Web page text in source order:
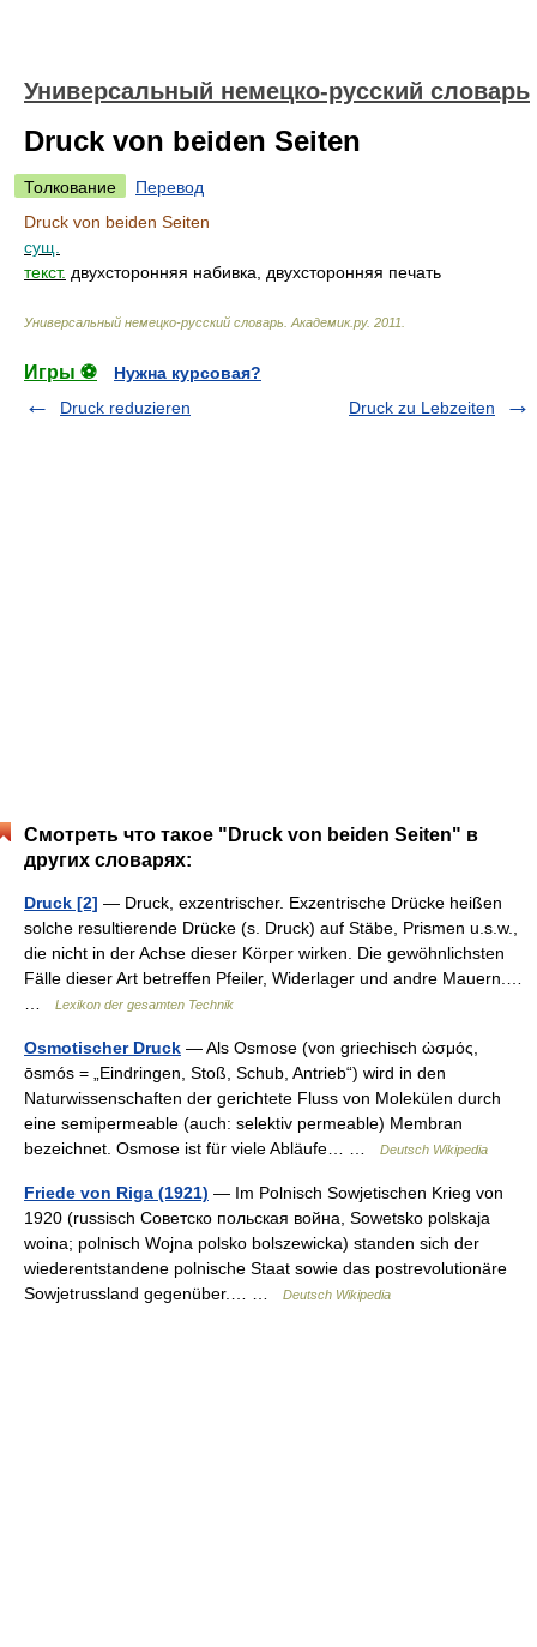
Универсальный немецко-русский словарь
Druck von beiden Seiten
Толкование
Перевод
Druck von beiden Seiten
сущ.
текст. двухсторонняя набивка, двухсторонняя печать
Универсальный немецко-русский словарь Академик.ру. 2011
Игры ⚽
Нужна курсовая?
Druck reduzieren
Druck zu Lebzeiten
Смотреть что такое "Druck von beiden Seiten" в
других словарях:
Druck [2] — Druck, exzentrischer. Exzentrische Drücke heißen
solche resultierende Drücke (s. Druck) auf Stäbe, Prismen u.s.w.,
die nicht in der Achse dieser Körper wirken. Die gewöhnlichsten
Fälle dieser Art betreffen Pfeiler, Widerlager und andre Mauern.…
Lexikon der gesamten Technik
Osmotischer Druck — Als Osmose (von griechisch ὠσμός,
ōsmós = „Eindringen, Stoß, Schub, Antrieb“) wird in den
Naturwissenschaften der gerichtete Fluss von Molekülen durch
eine semipermeable (auch: selektiv permeable) Membran
bezeichnet. Osmose ist für viele Abläufe… …
Deutsch Wikipedia
Friede von Riga (1921) — Im Polnisch Sowjetischen Krieg von
1920 (russisch Советско польская война, Sowetsko polskaja
woina; polnisch Wojna polsko bolszewicka) standen sich der
wiederentstandene polnische Staat sowie das postrevolutionäre
Sowjetrussland gegenüber.… …
Deutsch Wikipedia